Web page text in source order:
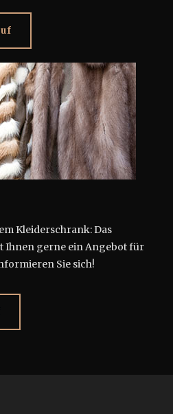
Kleiderschrank: Das
Ihnen gerne ein Angebot für
Sie sich!